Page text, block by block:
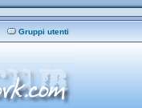
Gruppi utenti